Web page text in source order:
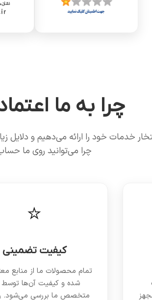
چرا به ما
خدمات خود را ارائه می‌دهیم و
چرا می‌توانید روی ما
⭐
کیفیت تضمینی
تمام محصولات ما از منابع
شده و کیفیت آن‌ها توسط
متخصص ما بررسی می‌شود.